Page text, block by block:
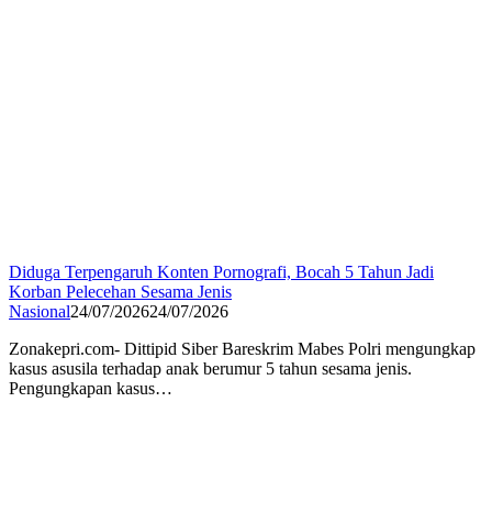
Diduga Terpengaruh Konten Pornografi, Bocah 5 Tahun Jadi
Korban Pelecehan Sesama Jenis
Nasional24/07/202624/07/2026
Zonakepri.com- Dittipid Siber Bareskrim Mabes Polri mengungkap
kasus asusila terhadap anak berumur 5 tahun sesama jenis.
Pengungkapan kasus…